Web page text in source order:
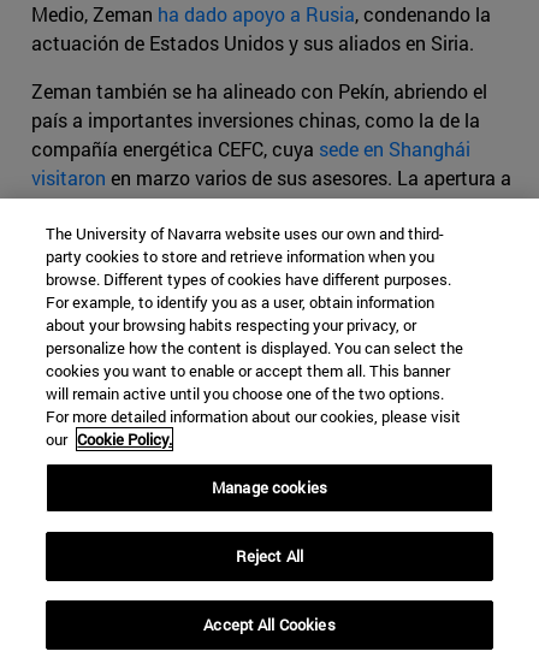
Medio, Zeman ha dado apoyo a Rusia, condenando la
actuación de Estados Unidos y sus aliados en Siria.
Zeman también se ha alineado con Pekín, abriendo el
país a importantes inversiones chinas, como la de la
compañía energética CEFC, cuya sede en Shanghái
visitaron en marzo varios de sus asesores. La apertura a
inversiones extranjeras ha provocado algúnsigno de
preocupación en Bruselaspor la falta de mecanismos de
control que vigilen la toma de sectores estratégicos. En
el marco de su prometida "diplomacia económica"
Zeman ha defendido el proyecto chino de Nueva Ruta de
la Seda.
Si Zeman y Babiš partían de unas buenas relaciones, los
últimos meses les han llevado a varios roces. En las
últimas semanas de su primer mandato, Zeman encargó
a Babiš formar Gobierno después de que su partido se
convirtiera en el más votado en un Parlamento muy
fraccionado. Recién asumido el cargo de primer
ministro, Babiš ofreció a Zeman el apoyo de su ANO
2011 en la segunda vuelta de las presidenciales. Luego
Zeman se ha esforzado por consolidar la posición de
The University of Navarra website uses our own and third-
party cookies to store and retrieve information when you
browse. Different types of cookies have different purposes.
For example, to identify you as a user, obtain information
about your browsing habits respecting your privacy, or
personalize how the content is displayed. You can select the
cookies you want to enable or accept them all. This banner
will remain active until you choose one of the two options.
For more detailed information about our cookies, please visit
our Cookie Policy.
Manage cookies
Reject All
Accept All Cookies